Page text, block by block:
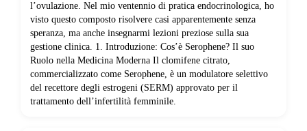
l’ovulazione. Nel mio ventennio di pratica endocrinologica, ho
visto questo composto risolvere casi apparentemente senza
speranza, ma anche insegnarmi lezioni preziose sulla sua
gestione clinica. 1. Introduzione: Cos’è Serophene? Il suo
Ruolo nella Medicina Moderna Il clomifene citrato,
commercializzato come Serophene, è un modulatore selettivo
del recettore degli estrogeni (SERM) approvato per il
trattamento dell’infertilità femminile.